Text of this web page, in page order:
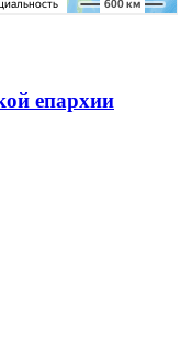
епархии